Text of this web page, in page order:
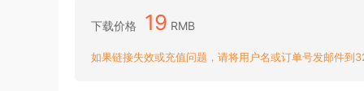
下载价格 19 RMB
如果链接失效或充值问题，请将用户名或订单号发邮件到